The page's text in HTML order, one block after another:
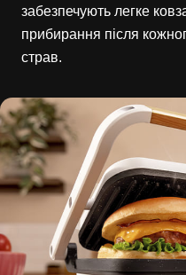
забезпечують легке
прибирання після
страв.